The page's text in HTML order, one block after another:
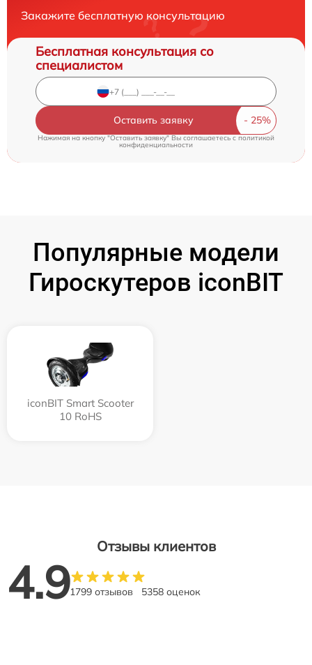
Закажите бесплатную консультацию
Бесплатная консультация со
специалистом
Оставить заявку
Нажимая на кнопку "Оставить заявку" Вы соглашаетесь c политикой
конфиденциальности
Популярные модели
Гироскутеров iconBIT
iconBIT Smart Scooter
10 RoHS
Отзывы клиентов
4.91799 отзывов 5358 оценок